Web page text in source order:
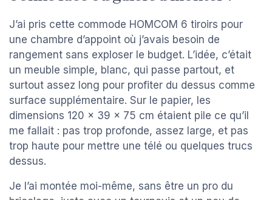
J’ai pris cette commode HOMCOM 6 tiroirs pour
une chambre d’appoint où j’avais besoin de
rangement sans exploser le budget. L’idée, c’était
un meuble simple, blanc, qui passe partout, et
surtout assez long pour profiter du dessus comme
surface supplémentaire. Sur le papier, les
dimensions 120 x 39 x 75 cm étaient pile ce qu’il
me fallait : pas trop profonde, assez large, et pas
trop haute pour mettre une télé ou quelques trucs
dessus.
Je l’ai montée moi-même, sans être un pro du